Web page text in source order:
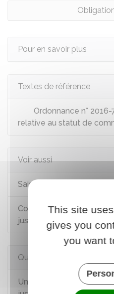
Pour en savoir plus
Textes de référence
Ordonnance n°
relative au statut de
Voir aussi
Saisies et recouvrements
Commissaire de justice
justice et commissaire
Questions ? Réponses !
Un huissier (à présent
This site
gives you
you want